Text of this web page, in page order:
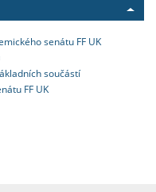
senátu FF UK
součástí
FF UK